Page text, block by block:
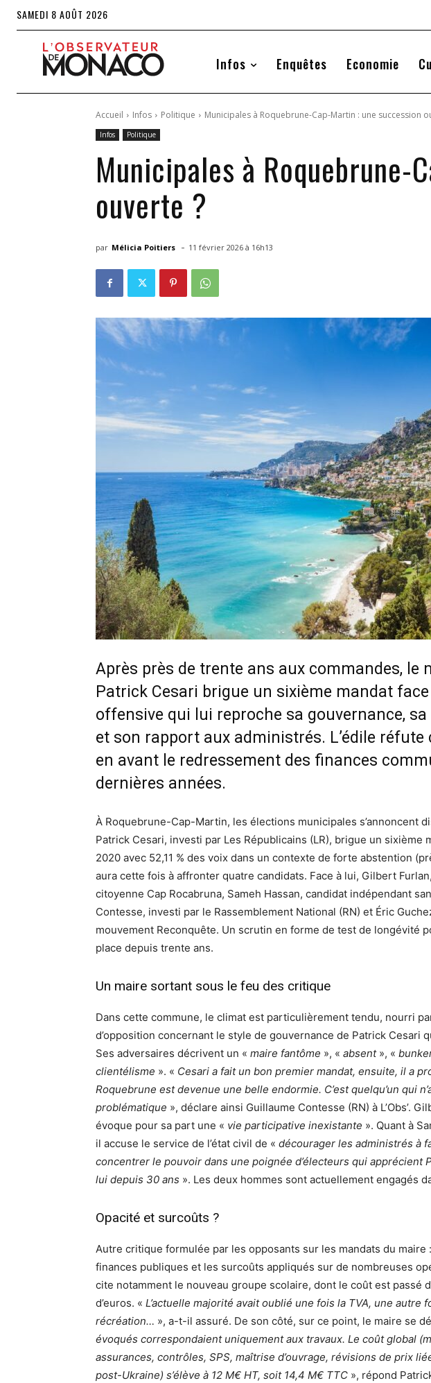
SAMEDI 8 AOÛT 2026
Infos Enquêtes Economie
Accueil Infos Politique Municipales à Roquebrune-Cap-Martin : une succession
Infos Politique
Municipales à Roquebrune-
ouverte ?
par Mélicia Poitiers - 11 février 2026 à 16h13
Après près de trente ans aux commandes, le
Patrick Cesari brigue un sixième mandat
offensive qui lui reproche sa gouvernance,
et son rapport aux administrés. L’édile
en avant le redressement des finances
dernières années.
À Roquebrune-Cap-Martin, les élections municipales s’annoncent
Patrick Cesari, investi par Les Républicains (LR), brigue un sixième
2020 avec 52,11 % des voix dans un contexte de forte abstention
aura cette fois à affronter quatre candidats. Face à lui, Gilbert
citoyenne Cap Rocabruna, Sameh Hassan, candidat indépendant
Contesse, investi par le Rassemblement National (RN) et Éric
mouvement Reconquête. Un scrutin en forme de test de longévité
place depuis trente ans.
Un maire sortant sous le feu des critique
Dans cette commune, le climat est particulièrement tendu, nourri
d’opposition concernant le style de gouvernance de Patrick Cesari
Ses adversaires décrivent un « maire fantôme », « absent», «
clientélisme ». « Cesari a fait un bon premier mandat, ensuite, il a
Roquebrune est devenue une belle endormie. C’est quelqu’un qui
problématique », déclare ainsi Guillaume Contesse (RN) à L’Obs’.
évoque pour sa part une « vie participative inexistante ». Quant à
il accuse le service de l’état civil de « décourager les administrés à
concentrer le pouvoir dans une poignée d’électeurs qui apprécient
lui depuis 30 ans ». Les deux hommes sont actuellement engagés
Opacité et surcoûts ?
Autre critique formulée par les opposants sur les mandats du maire
finances publiques et les surcoûts appliqués sur de nombreuses
cite notamment le nouveau groupe scolaire, dont le coût est passé
d’euros. « L’actuelle majorité avait oublié une fois la TVA, une autre
récréation… », a-t-il assuré. De son côté, sur ce point, le maire se
évoqués correspondaient uniquement aux travaux. Le coût global
assurances, contrôles, SPS, maîtrise d’ouvrage, révisions de prix
post-Ukraine) s’élève à 12 M€ HT, soit 14,4 M€ TTC », répond